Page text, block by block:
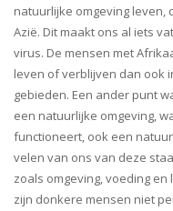
natuurlijke omgeving leven,
Azië. Dit maakt ons al iets
virus. De mensen met
leven of verblijven dan ook
gebieden. Een ander punt
een natuurlijke omgeving,
functioneert, ook een
velen van ons van deze
zoals omgeving, voeding
zijn donkere mensen niet